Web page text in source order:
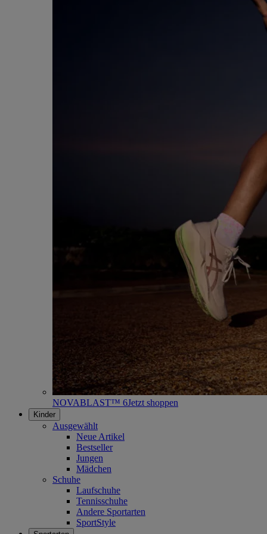
NOVABLAST™ 6Jetzt shoppen
Kinder
Ausgewählt
Neue Artikel
Bestseller
Jungen
Mädchen
Schuhe
Laufschuhe
Tennisschuhe
Andere Sportarten
SportStyle